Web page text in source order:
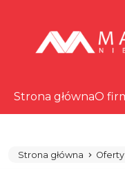
Strona głównaO
Strona główna Oferty